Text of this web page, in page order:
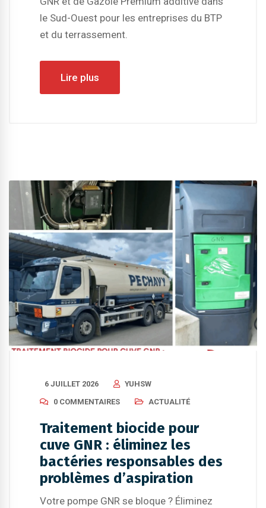
le Sud-Ouest pour les entreprises du BTP
et du terrassement.
Lire plus
6 JUILLET 2026
YUHSW
0 COMMENTAIRES
ACTUALITÉ
Traitement biocide pour
cuve GNR : éliminez les
bactéries responsables des
problèmes d’aspiration
Votre pompe GNR se bloque ? Éliminez